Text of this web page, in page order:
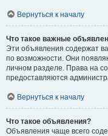
Вернуться к началу
Что такое важные
Эти объявления содержат
по возможности. Они
личном разделе. Права на
предоставляются
Вернуться к началу
Что такое объявления?
Объявления чаще всего